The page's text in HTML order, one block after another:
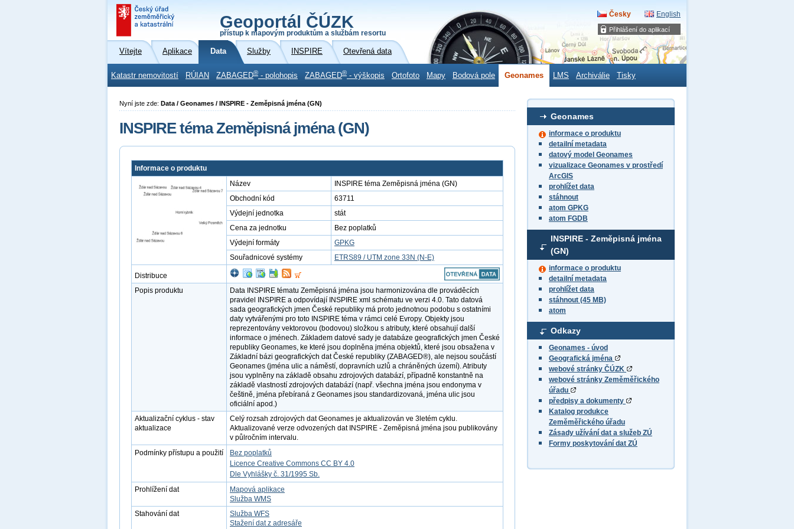
Přihlášení do aplikací
Geoportál ČÚZK
přístup k mapovým produktům a službám resortu
Česky English
Vítejte Aplikace Data Služby INSPIRE Otevřená data
Katastr nemovitostí RÚIAN ZABAGED® - polohopis ZABAGED® - výškopis Ortofoto Mapy Bodová pole Geonames LMS Archiválie Tisky
Geonames
informace o produktu
detailní metadata
datový model Geonames
vizualizace Geonames v prostředí
ArcGIS
prohlížet data
stáhnout
atom GPKG
atom FGDB
INSPIRE - Zeměpisná jména
(GN)
informace o produktu
detailní metadata
prohlížet data
stáhnout (45 MB)
atom
Odkazy
Geonames - úvod
Geografická jména
webové stránky ČÚZK
webové stránky Zeměměřického
úřadu
předpisy a dokumenty
Katalog produkce
Zeměměřického úřadu
Zásady užívání dat a služeb ZÚ
Formy poskytování dat ZÚ
Nyní jste zde: Data / Geonames / INSPIRE - Zeměpisná jména (GN)
INSPIRE téma Zeměpisná jména (GN)
Informace o produktu
Název
INSPIRE téma Zeměpisná jména (GN)
Obchodní kód
63711
Výdejní jednotka
stát
Cena za jednotku
Bez poplatků
Výdejní formáty
GPKG
Souřadnicové systémy
ETRS89 / UTM zone 33N (N-E)
Distribuce
Popis produktu
Data INSPIRE tématu Zeměpisná jména jsou harmonizována dle prováděcích
pravidel INSPIRE a odpovídají INSPIRE xml schématu ve verzi 4.0. Tato datová
sada geografických jmen České republiky má proto jednotnou podobu s ostatními
daty vytvářenými pro toto INSPIRE téma v rámci celé Evropy. Objekty jsou
reprezentovány vektorovou (bodovou) složkou s atributy, které obsahují další
informace o jménech. Základem datové sady je databáze geografických jmen České
republiky Geonames, ke které jsou doplněna jména objektů, které jsou obsažena v
Základní bázi geografických dat České republiky (ZABAGED®), ale nejsou součástí
Geonames (jména ulic a náměstí, dopravních uzlů a chráněných území). Atributy
jsou vyplněny na základě obsahu zdrojových databází, případně konstantně na
základě vlastností zdrojových databází (např. všechna jména jsou endonyma v
češtině, jména přebíraná z Geonames jsou standardizovaná, jména ulic jsou
oficiální apod.)
Aktualizační cyklus - stav
aktualizace
Celý rozsah zdrojových dat Geonames je aktualizován ve 3letém cyklu.
Aktualizované verze odvozených dat INSPIRE - Zeměpisná jména jsou publikovány
v půlročním intervalu.
Podmínky přístupu a použití
Bez poplatků
Licence Creative Commons CC BY 4.0
Dle Vyhlášky č. 31/1995 Sb.
Prohlížení dat
Mapová aplikace
Služba WMS
Stahování dat
Služba WFS
Stažení dat z adresáře